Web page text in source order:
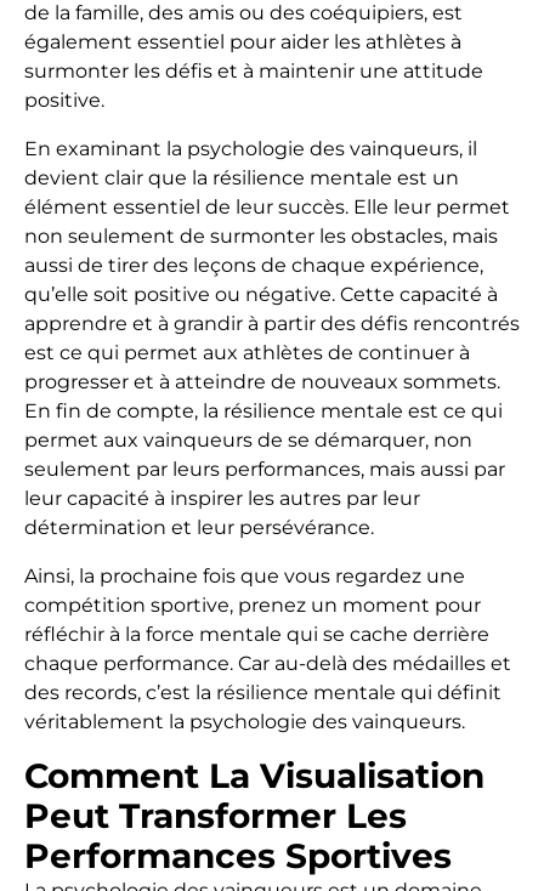
de la famille, des amis ou des coéquipiers, est
également essentiel pour aider les athlètes à
surmonter les défis et à maintenir une attitude
positive.
En examinant la psychologie des vainqueurs, il
devient clair que la résilience mentale est un
élément essentiel de leur succès. Elle leur permet
non seulement de surmonter les obstacles, mais
aussi de tirer des leçons de chaque expérience,
qu’elle soit positive ou négative. Cette capacité à
apprendre et à grandir à partir des défis rencontrés
est ce qui permet aux athlètes de continuer à
progresser et à atteindre de nouveaux sommets.
En fin de compte, la résilience mentale est ce qui
permet aux vainqueurs de se démarquer, non
seulement par leurs performances, mais aussi par
leur capacité à inspirer les autres par leur
détermination et leur persévérance.
Ainsi, la prochaine fois que vous regardez une
compétition sportive, prenez un moment pour
réfléchir à la force mentale qui se cache derrière
chaque performance. Car au-delà des médailles et
des records, c’est la résilience mentale qui définit
véritablement la psychologie des vainqueurs.
Comment La Visualisation
Peut Transformer Les
Performances Sportives